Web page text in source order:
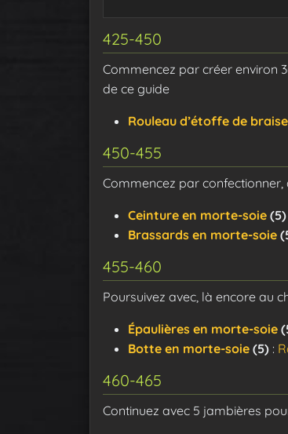
425-450
Commencez par créer environ
de ce guide
Rouleau d’étoffe de
450-455
Commencez par confectionner,
Ceinture en morte-soie (5)
Brassards en morte-soie
455-460
Poursuivez avec, là encore au
Épaulières en morte-soie
Botte en morte-soie (5) :
460-465
Continuez avec 5 jambières